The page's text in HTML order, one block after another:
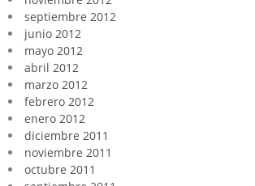
septiembre 2012
junio 2012
mayo 2012
abril 2012
marzo 2012
febrero 2012
enero 2012
diciembre 2011
noviembre 2011
octubre 2011